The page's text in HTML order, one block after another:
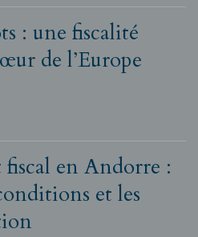
: une fiscalité
de l’Europe
en Andorre :
et les